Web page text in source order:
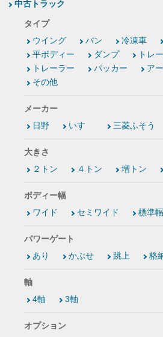
中古トラック
タイプ
ウイング
バン 冷凍車
平ボディー
ダンプ
トレ
トレーラー
パッカー ア
その他
メーカー
日野
いすゞ 三菱ふそう
大きさ
２トン
４トン 増トン
ボディー幅
ワイド
セミワイド 標準幅
パワーゲート
あり
かぶせ 跳上 格
軸
4軸
3軸
オプション